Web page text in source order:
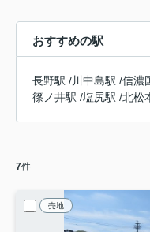
おすすめの駅
長野駅 /川中島駅 /信濃
篠ノ井駅 /塩尻駅 /北松
7件
売地